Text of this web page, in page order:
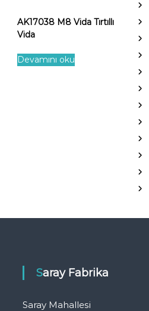
AK17038 M8 Vida Tırtıllı
Vida
Devamını oku
Saray Fabrika
Saray Mahallesi